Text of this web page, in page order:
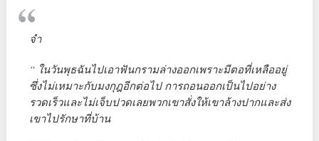
จำ
“ ในวันพุธฉันไปเอาฟันกรามล่างออกเพราะมีตอที่เหลืออยู่
ซึ่งไม่เหมาะกับมงกุฎอีกต่อไป การถอนออกเป็นไปอย่าง
รวดเร็วและไม่เจ็บปวดเลยพวกเขาสั่งให้เขาล้างปากและส่ง
เขาไปรักษาที่บ้าน